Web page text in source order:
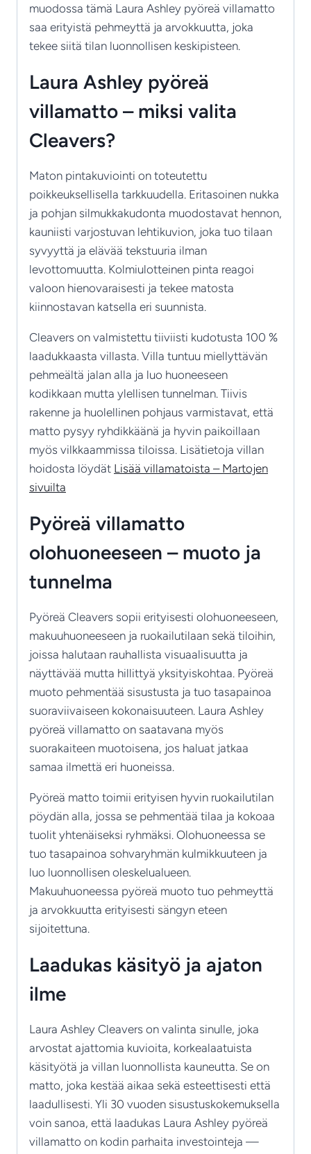
muodossa tämä Laura Ashley pyöreä villamatto
saa erityistä pehmeyttä ja arvokkuutta, joka
tekee siitä tilan luonnollisen keskipisteen.
Laura Ashley pyöreä
villamatto – miksi valita
Cleavers?
Maton pintakuviointi on toteutettu
poikkeuksellisella tarkkuudella. Eritasoinen nukka
ja pohjan silmukkakudonta muodostavat hennon,
kauniisti varjostuvan lehtikuvion, joka tuo tilaan
syvyyttä ja elävää tekstuuria ilman
levottomuutta. Kolmiulotteinen pinta reagoi
valoon hienovaraisesti ja tekee matosta
kiinnostavan katsella eri suunnista.
Cleavers on valmistettu tiiviisti kudotusta 100 %
laadukkaasta villasta. Villa tuntuu miellyttävän
pehmeältä jalan alla ja luo huoneeseen
kodikkaan mutta ylellisen tunnelman. Tiivis
rakenne ja huolellinen pohjaus varmistavat, että
matto pysyy ryhdikkäänä ja hyvin paikoillaan
myös vilkkaammissa tiloissa. Lisätietoja villan
hoidosta löydät Lisää villamatoista – Martojen
sivuilta
Pyöreä villamatto
olohuoneeseen – muoto ja
tunnelma
Pyöreä Cleavers sopii erityisesti olohuoneeseen,
makuuhuoneeseen ja ruokailutilaan sekä tiloihin,
joissa halutaan rauhallista visuaalisuutta ja
näyttävää mutta hillittyä yksityiskohtaa. Pyöreä
muoto pehmentää sisustusta ja tuo tasapainoa
suoraviivaiseen kokonaisuuteen. Laura Ashley
pyöreä villamatto on saatavana myös
suorakaiteen muotoisena, jos haluat jatkaa
samaa ilmettä eri huoneissa.
Pyöreä matto toimii erityisen hyvin ruokailutilan
pöydän alla, jossa se pehmentää tilaa ja kokoaa
tuolit yhtenäiseksi ryhmäksi. Olohuoneessa se
tuo tasapainoa sohvaryhmän kulmikkuuteen ja
luo luonnollisen oleskelualueen.
Makuuhuoneessa pyöreä muoto tuo pehmeyttä
ja arvokkuutta erityisesti sängyn eteen
sijoitettuna.
Laadukas käsityö ja ajaton
ilme
Laura Ashley Cleavers on valinta sinulle, joka
arvostat ajattomia kuvioita, korkealaatuista
käsityötä ja villan luonnollista kauneutta. Se on
matto, joka kestää aikaa sekä esteettisesti että
laadullisesti. Yli 30 vuoden sisustuskokemuksella
voin sanoa, että laadukas Laura Ashley pyöreä
villamatto on kodin parhaita investointeja —